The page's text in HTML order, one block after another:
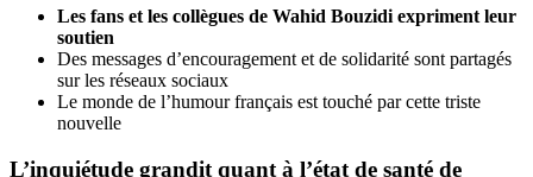
Les fans et les collègues de Wahid Bouzidi expriment leur
soutien
Des messages d’encouragement et de solidarité sont partagés
sur les réseaux sociaux
Le monde de l’humour français est touché par cette triste
nouvelle
L’inquiétude grandit quant à l’état de santé de